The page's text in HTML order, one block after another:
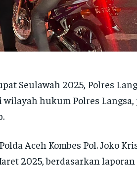
Seulawah 2025, Polres
hukum Polres Langsa,
Aceh Kombes Pol. Joko
2025, berdasarkan laporan